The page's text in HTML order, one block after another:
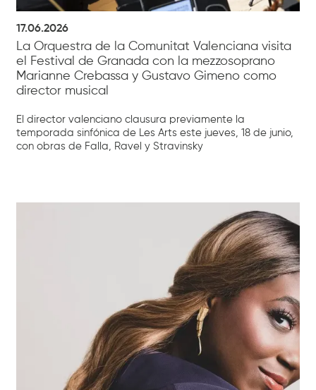
17.06.2026
La Orquestra de la Comunitat Valenciana visita
el Festival de Granada con la mezzosoprano
Marianne Crebassa y Gustavo Gimeno como
director musical
El director valenciano clausura previamente la
temporada sinfónica de Les Arts este jueves, 18 de junio,
con obras de Falla, Ravel y Stravinsky